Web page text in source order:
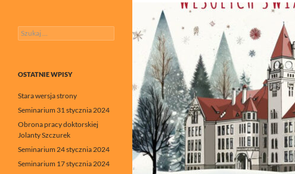
Szukaj:
OSTATNIE WPISY
Stara wersja strony
Seminarium 31 stycznia 2024
Obrona pracy doktorskiej
Jolanty Szczurek
Seminarium 24 stycznia 2024
Seminarium 17 stycznia 2024